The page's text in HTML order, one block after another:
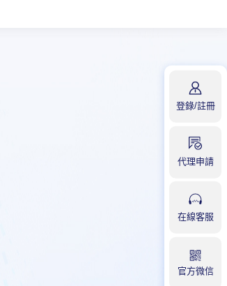
登錄/註冊
代理申請
在線客服
官方微信